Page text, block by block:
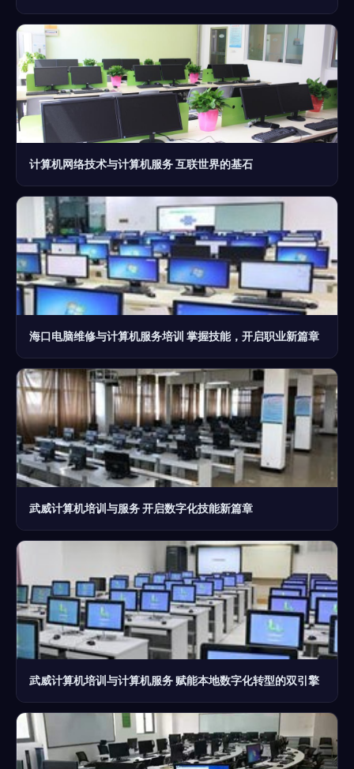
计算机网络技术与计算机服务 互联世界的基石
海口电脑维修与计算机服务培训 掌握技能，开启职业新篇章
武威计算机培训与服务 开启数字化技能新篇章
武威计算机培训与计算机服务 赋能本地数字化转型的双引擎